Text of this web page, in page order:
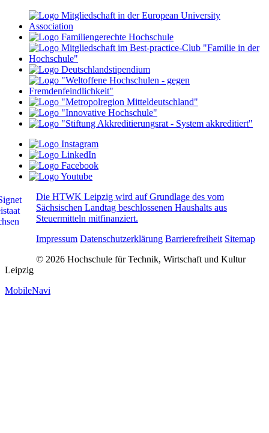
Die HTWK Leipzig wird auf Grundlage des vom
Sächsischen Landtag beschlossenen Haushalts aus
Steuermitteln mitfinanziert.
Impressum Datenschutzerklärung Barrierefreiheit Sitemap
© 2026 Hochschule für Technik, Wirtschaft und Kultur
Leipzig
MobileNavi